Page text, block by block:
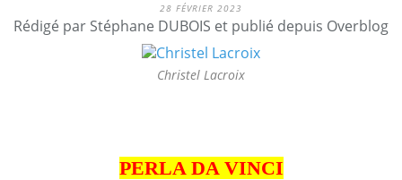
28 FÉVRIER 2023
Rédigé par Stéphane DUBOIS et publié depuis Overblog
Christel Lacroix
PERLA DA VINCI